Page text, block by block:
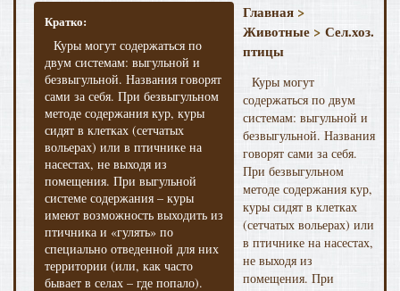
Кратко:
Куры могут содержаться по
двум системам: выгульной и
безвыгульной. Названия говорят
сами за себя. При безвыгульном
методе содержания кур, куры
сидят в клетках (сетчатых
вольерах) или в птичнике на
насестах, не выходя из
помещения. При выгульной
системе содержания – куры
имеют возможность выходить из
птичника и «гулять» по
специально отведенной для них
территории (или, как часто
бывает в селах – где попало).
Главная >
Животные > Сел.хоз.
птицы
Куры могут
содержаться по двум
системам: выгульной и
безвыгульной. Названия
говорят сами за себя.
При безвыгульном
методе содержания кур,
куры сидят в клетках
(сетчатых вольерах) или
в птичнике на насестах,
не выходя из
помещения. При